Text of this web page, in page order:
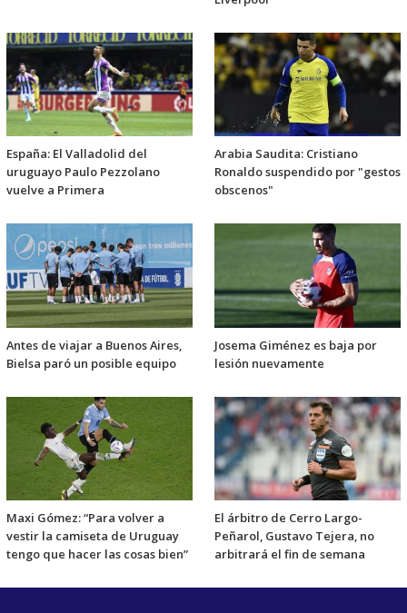
España: El Valladolid del
uruguayo Paulo Pezzolano
vuelve a Primera
Arabia Saudita: Cristiano
Ronaldo suspendido por "gestos
obscenos"
Antes de viajar a Buenos Aires,
Bielsa paró un posible equipo
Josema Giménez es baja por
lesión nuevamente
Maxi Gómez: “Para volver a
vestir la camiseta de Uruguay
tengo que hacer las cosas bien”
El árbitro de Cerro Largo-
Peñarol, Gustavo Tejera, no
arbitrará el fin de semana